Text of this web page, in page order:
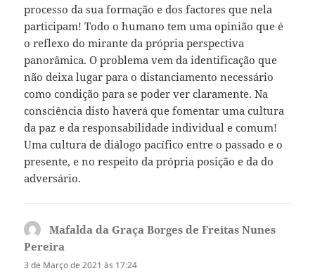
processo da sua formação e dos factores que nela
participam! Todo o humano tem uma opinião que é
o reflexo do mirante da própria perspectiva
panorâmica. O problema vem da identificação que
não deixa lugar para o distanciamento necessário
como condição para se poder ver claramente. Na
consciência disto haverá que fomentar uma cultura
da paz e da responsabilidade individual e comum!
Uma cultura de diálogo pacífico entre o passado e o
presente, e no respeito da própria posição e da do
adversário.
Mafalda da Graça Borges de Freitas Nunes
Pereira
3 de Março de 2021 às 17:24